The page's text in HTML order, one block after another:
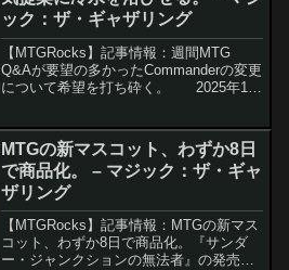
ック：ザ・ギャザリング
【MTGRocks】記事情報：週間MTG
Q&Aが要望の多かったCommanderの変更
について希望を打ち砕く。 2025年10
プデートが発表されまし...
MTGの新マスコット、わずか8日
で商品化。 – マジック：ザ・ギャ
ザリング
【MTGRocks】記事情報：MTGの新マス
コット、わずか8日で商品化。『サンダ
ー・ジャンクションの無法者』の発売に